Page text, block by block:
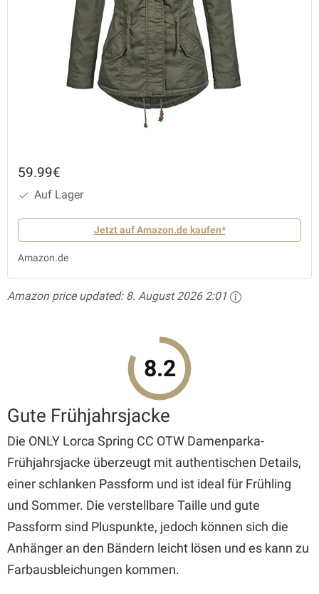
59.99€
Auf Lager
Jetzt auf Amazon.de kaufen*
Amazon.de
Amazon price updated: 8. August 2026 2:01
8.2
Gute Frühjahrsjacke
Die ONLY Lorca Spring CC OTW Damenparka-
Frühjahrsjacke überzeugt mit authentischen Details,
einer schlanken Passform und ist ideal für Frühling
und Sommer. Die verstellbare Taille und gute
Passform sind Pluspunkte, jedoch können sich die
Anhänger an den Bändern leicht lösen und es kann zu
Farbausbleichungen kommen.